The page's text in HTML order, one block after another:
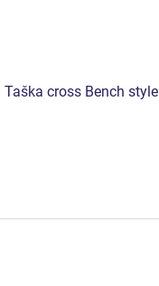
Taška cross Bench style